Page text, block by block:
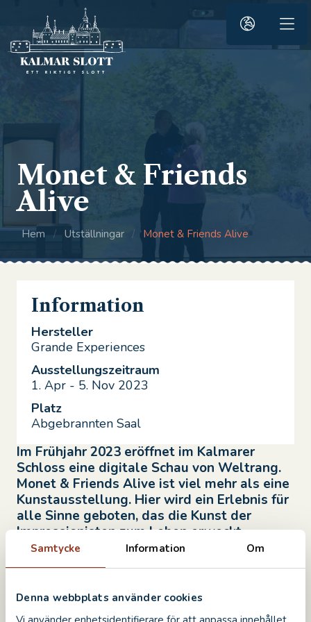
Samtycke Information Om
Denna webbplats använder cookies
Monet & Friends
Alive
Hem / Utställningar / Monet & Friends Alive
Im Frühjahr 2023 eröffnet im Kalmarer
Schloss eine digitale Schau von Weltrang.
Monet & Friends Alive ist viel mehr als eine
Kunstausstellung. Hier wird ein Erlebnis für
alle Sinne geboten, das die Kunst der
Impressionisten zum Leben erweckt.
impressionistischen Gemälde, projiziert auf
riesengroßen Bildschirmen, umgeben die
Information
Hersteller
Grande Experiences
Ausstellungszeitraum
1. Apr - 5. Nov 2023
Platz
Abgebrannten Saal